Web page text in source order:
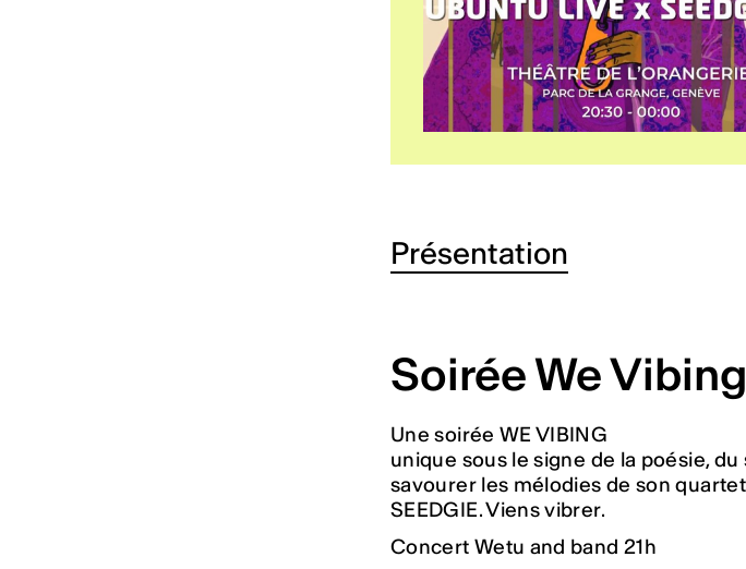
Présentation
Soirée We Vibing
Une soirée WE VIBING
unique sous le signe de la poésie,
savourer les mélodies de son
SEEDGIE. Viens vibrer.
Concert Wetu and band 21h